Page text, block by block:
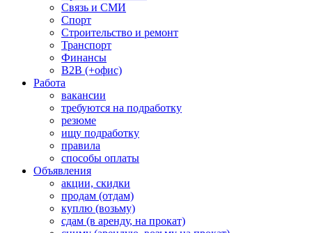
Связь и СМИ
Спорт
Строительство и ремонт
Транспорт
Финансы
B2B (+офис)
Работа
вакансии
требуются на подработку
резюме
ищу подработку
правила
способы оплаты
Объявления
акции, скидки
продам (отдам)
куплю (возьму)
сдам (в аренду, на прокат)